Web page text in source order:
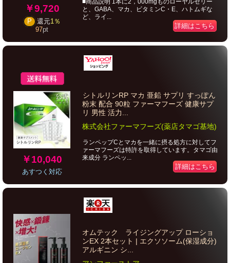
￥9,720
P 還元1％
97pt
■商品説明 1本に2，000mgものローヤルゼリー
と、GABA、マカ、ビタミンC・E、ハトムギな
ど、ライ...
詳細はこちら
￥10,040
あすつく対応
シトルリンRP マカ 亜鉛 サプリ すっぽん
粉末 配合 90粒 ファーマフーズ 健康サプ
リ 男性 活力...
株式会社ファーマフーズ(薬店タマゴ基地)
ランペップCとマカを一緒に摂る処方に対してフ
ァーマフーズは特許を取得しています。タマゴ由
来成分 ランペッ...
詳細はこちら
オムテック ライジングアップ ローショ
ンEX 2本セット | エクソソーム(保湿成分)
アルギニン シ...